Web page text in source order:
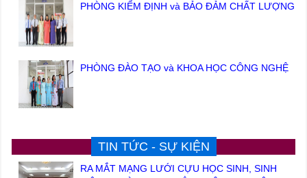
PHÒNG KIỂM ĐỊNH và BẢO ĐẢM CHẤT LƯỢNG
PHÒNG ĐÀO TẠO và KHOA HỌC CÔNG NGHỆ
TIN TỨC - SỰ KIỆN
RA MẮT MẠNG LƯỚI CỰU HỌC SINH, SINH